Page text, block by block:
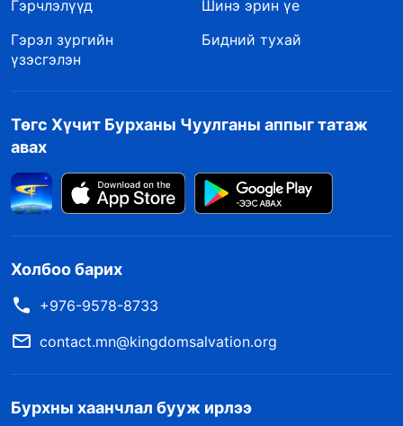
Гэрчлэлүүд
Шинэ эрин үе
Гэрэл зургийн
үзэсгэлэн
Бидний тухай
Төгс Хүчит Бурханы Чуулганы аппыг татаж
авах
Холбоо барих
+976-9578-8733
contact.mn@kingdomsalvation.org
Бурхны хаанчлал бууж ирлээ